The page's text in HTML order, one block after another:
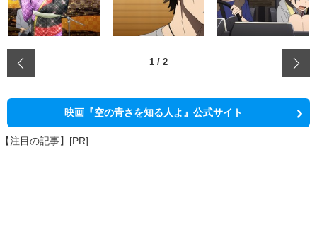
1 / 2
映画『空の青さを知る人よ』公式サイト
【注目の記事】[PR]